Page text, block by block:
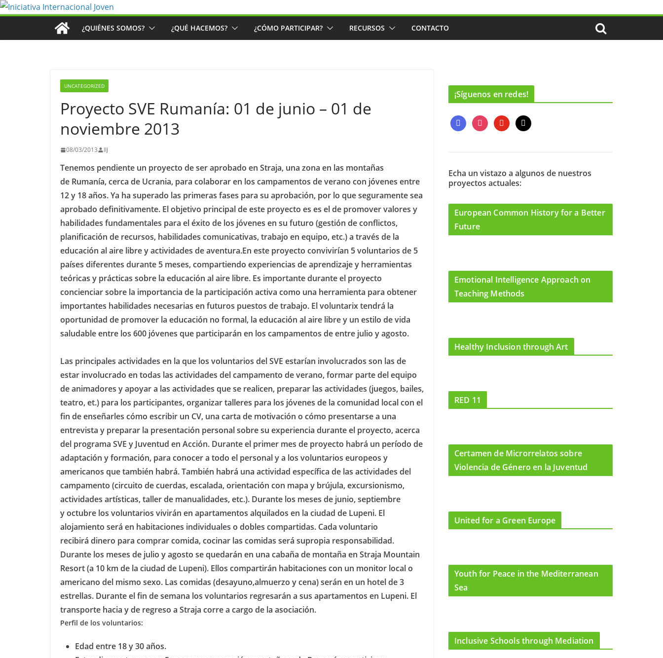
Saltar
¿QUIÉNES SOMOS? ¿QUÉ HACEMOS? ¿CÓMO PARTICIPAR? RECURSOS CONTACTO
UNCATEGORIZED
Proyecto SVE Rumanía: 01 de junio – 01 de
noviembre 2013
08/03/2013 IIJ
Tenemos pendiente un proyecto de ser aprobado en Straja, una zona en las montañas
de Rumanía, cerca de Ucrania, para colaborar en los campamentos de verano con jóvenes entre
12 y 18 años. Ya ha superado las primeras fases para su aprobación, por lo que seguramente sea
aprobado definitivamente. El objetivo principal de este proyecto es es el de promover valores y
habilidades fundamentales para el éxito de los jóvenes en su futuro (gestión de conflictos,
planificación de recursos, habilidades comunicativas, trabajo en equipo, etc.) a través de la
educación al aire libre y actividades de aventura.En este proyecto convivirían 5 voluntarios de 5
países diferentes durante 5 meses, compartiendo experiencias de aprendizaje y herramientas
teóricas y prácticas sobre la educación al aire libre. Es importante durante el proyecto
concienciar sobre la importancia de la participación activa como una herramienta para obtener
importantes habilidades necesarias en futuros puestos de trabajo. El voluntarix tendrá la
oportunidad de promover la educación no formal, la educación al aire libre y un estilo de vida
saludable entre los 600 jóvenes que participarán en los campamentos de entre julio y agosto.
Las principales actividades en la que los voluntarios del SVE estarían involucrados son las de
estar involucrado en todas las actividades del campamento de verano, formar parte del equipo
de animadores y apoyar a las actividades que se realicen, preparar las actividades (juegos, bailes,
teatro, et.) para los participantes, organizar talleres para los jóvenes de la comunidad local con el
fin de enseñarles cómo escribir un CV, una carta de motivación o cómo presentarse a una
entrevista y preparar la presentación personal sobre su experiencia durante el proyecto, acerca
del programa SVE y Juventud en Acción. Durante el primer mes de proyecto habrá un período de
adaptación y formación, para conocer a todo el personal y a los voluntarios europeos y
americanos que también habrá. También habrá una actividad específica de las actividades del
campamento (circuito de cuerdas, escalada, orientación con mapa y brújula, excursionismo,
actividades artísticas, taller de manualidades, etc.). Durante los meses de junio, septiembre
y octubre los voluntarios vivirán en apartamentos alquilados en la ciudad de Lupeni. El
alojamiento será en habitaciones individuales o dobles compartidas. Cada voluntario
recibirá dinero para comprar comida, cocinar las comidas será supropia responsabilidad.
Durante los meses de julio y agosto se quedarán en una cabaña de montaña en Straja Mountain
Resort (a 10 km de la ciudad de Lupeni). Ellos compartirán habitaciones con un monitor local o
americano del mismo sexo. Las comidas (desayuno,almuerzo y cena) serán en un hotel de 3
estrellas. Durante el fin de semana los voluntarios regresarán a sus apartamentos en Lupeni. El
transporte hacia y de regreso a Straja corre a cargo de la asociación.
Perfil de los voluntarios:
Edad entre 18 y 30 años.
¡Síguenos en redes!
f
a
e
o
o
i
n
t
g
r
m
y
o
t
b
e
m
a
l
Echa un vistazo a algunos de nuestros
proyectos actuales:
European Common History for a Better
Future
Emotional Intelligence Approach on
Teaching Methods
Healthy Inclusion through Art
RED 11
Certamen de Microrrelatos sobre
Violencia de Género en la Juventud
United for a Green Europe
Youth for Peace in the Mediterranean
Sea
Inclusive Schools through Mediation